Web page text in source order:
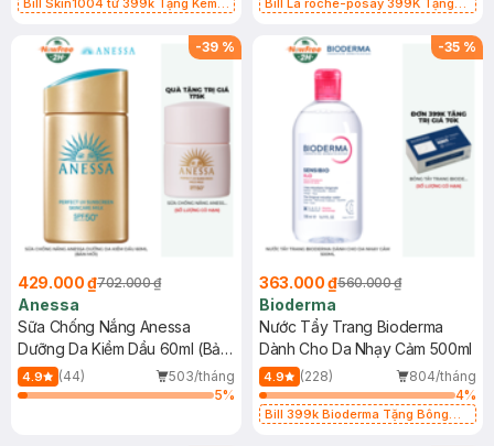
Bill Skin1004 từ 399k Tặng Kem
SPF 50+ 20ml (SL Có Hạn)
Bill La roche-posay 399K Tặng
(SL có hạn)
-39 %
429.000 ₫702.000 ₫
Anessa
Sữa Chống Nắng Anessa
Dưỡng Da Kiềm Dầu 60ml (Bản
Mới)
4.9 (44)
503/tháng
5%
-35 %
363.000 ₫560.000 ₫
Bioderma
Nước Tẩy Trang Bioderma
Dành Cho Da Nhạy Cảm 500ml
4.9 (228)
804/tháng
4%
Bill 399k Bioderma Tặng Bông